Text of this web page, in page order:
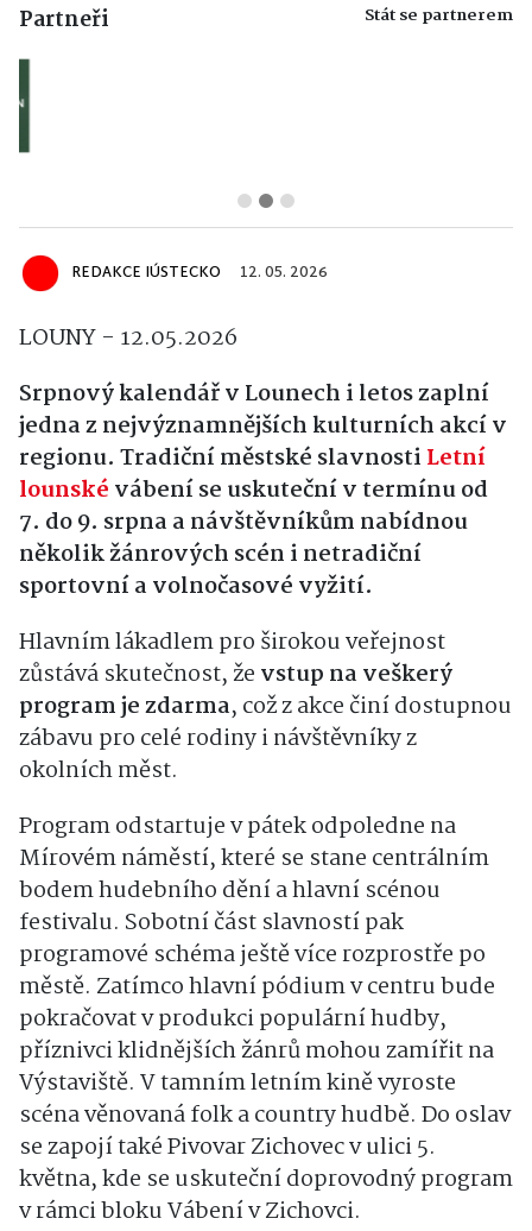
Partneři Stát se partnerem
REDAKCE IÚSTECKO 12. 05. 2026
LOUNY - 12.05.2026
Srpnový kalendář v Lounech i letos zaplní
jedna z nejvýznamnějších kulturních akcí v
regionu. Tradiční městské slavnosti Letní
lounské vábení se uskuteční v termínu od
7. do 9. srpna a návštěvníkům nabídnou
několik žánrových scén i netradiční
sportovní a volnočasové vyžití.
Hlavním lákadlem pro širokou veřejnost
zůstává skutečnost, že vstup na veškerý
program je zdarma, což z akce činí dostupnou
zábavu pro celé rodiny i návštěvníky z
okolních měst.
Program odstartuje v pátek odpoledne na
Mírovém náměstí, které se stane centrálním
bodem hudebního dění a hlavní scénou
festivalu. Sobotní část slavností pak
programové schéma ještě více rozprostře po
městě. Zatímco hlavní pódium v centru bude
pokračovat v produkci populární hudby,
příznivci klidnějších žánrů mohou zamířit na
Výstaviště. V tamním letním kině vyroste
scéna věnovaná folk a country hudbě. Do oslav
se zapojí také Pivovar Zichovec v ulici 5.
května, kde se uskuteční doprovodný program
v rámci bloku Vábení v Zichovci.